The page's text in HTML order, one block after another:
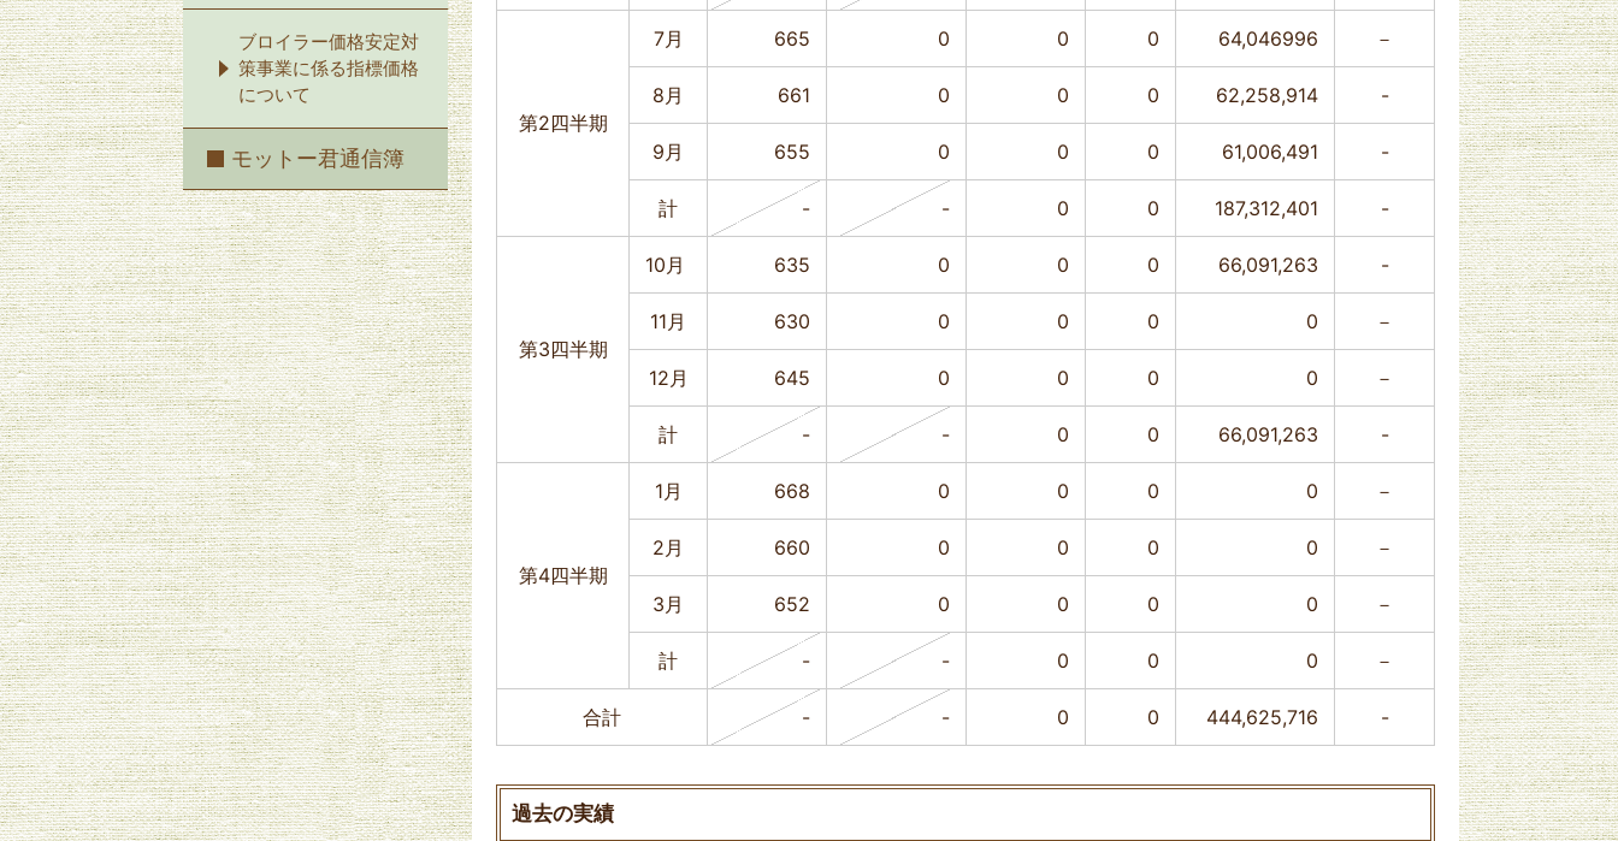
第2四半期
7月 665 0 0 0 64,046996 －
8月 661 0 0 0 62,258,914 -
9月 655 0 0 0 61,006,491 -
計 - - 0 0 187,312,401 -
第3四半期
10月 635 0 0 0 66,091,263 -
11月 630 0 0 0 0 －
12月 645 0 0 0 0 －
計 - - 0 0 66,091,263 -
第4四半期
1月 668 0 0 0 0 －
2月 660 0 0 0 0 －
3月 652 0 0 0 0 －
計 - - 0 0 0 －
合計 - - 0 0 444,625,716 -
過去の実績
ブロイラー価格安定対
策事業に係る指標価格
について
モットー君通信簿